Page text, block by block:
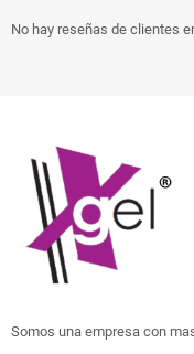
No hay reseñas de clientes
Somos una empresa con